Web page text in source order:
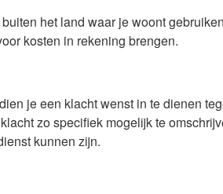
het land waar je woont
kosten in rekening brengen.
je een klacht wenst in te dienen
zo specifiek mogelijk te
kunnen zijn.